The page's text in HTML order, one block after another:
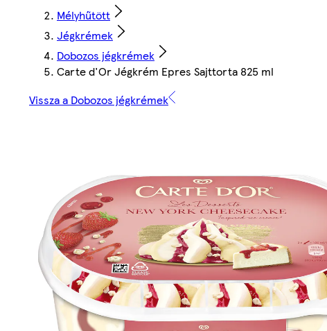
Mélyhűtött
Jégkrémek
Dobozos jégkrémek
Carte d'Or Jégkrém Epres Sajttorta 825 ml
Vissza a Dobozos jégkrémek